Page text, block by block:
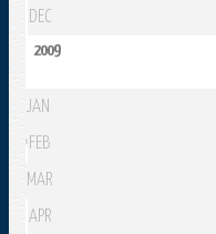
DEC
2009
JAN
FEB
MAR
APR